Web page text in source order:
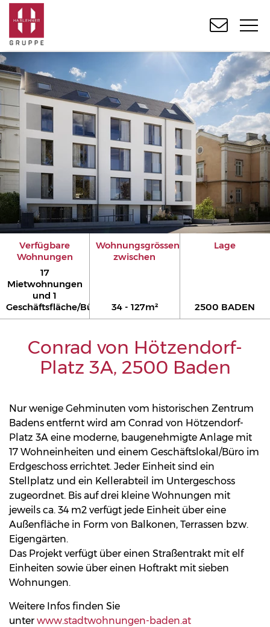
Verfügbare
Wohnungen
17
Mietwohnungen
und 1
Geschäftsfläche/Büro
Wohnungsgrössen
zwischen
34 - 127m²
Lage
2500 BADEN
Conrad von Hötzendorf-
Platz 3A, 2500 Baden
Nur wenige Gehminuten vom historischen Zentrum
Badens entfernt wird am Conrad von Hötzendorf-
Platz 3A eine moderne, baugenehmigte Anlage mit
17 Wohneinheiten und einem Geschäftslokal/Büro im
Erdgeschoss errichtet. Jeder Einheit sind ein
Stellplatz und ein Kellerabteil im Untergeschoss
zugeordnet. Bis auf drei kleine Wohnungen mit
jeweils ca. 34 m2 verfügt jede Einheit über eine
Außenfläche in Form von Balkonen, Terrassen bzw.
Eigengärten.
Das Projekt verfügt über einen Straßentrakt mit elf
Einheiten sowie über einen Hoftrakt mit sieben
Wohnungen.
Weitere Infos finden Sie
unter www.stadtwohnungen-baden.at